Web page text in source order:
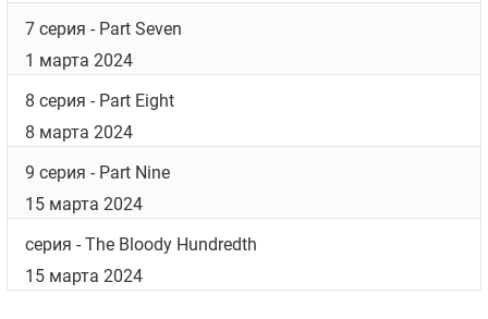
7 серия - Part Seven
1 марта 2024
8 серия - Part Eight
8 марта 2024
9 серия - Part Nine
15 марта 2024
серия - The Bloody Hundredth
15 марта 2024